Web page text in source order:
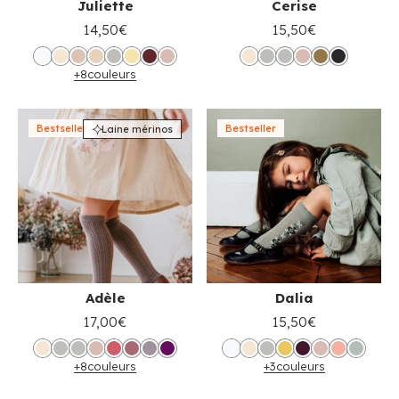
Juliette
14,50€
+8couleurs
Cerise
15,50€
Bestseller Laine mérinos
Adèle
17,00€
+8couleurs
Bestseller
Dalia
15,50€
+3couleurs